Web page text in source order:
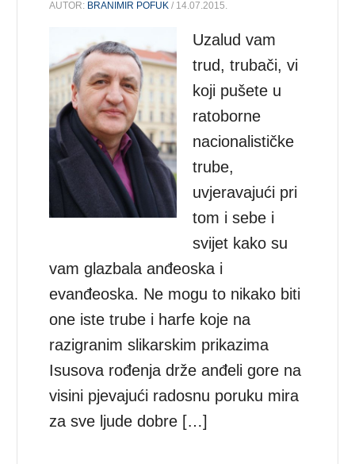
AUTOR: BRANIMIR POFUK / 14.07.2015.
Uzalud vam
trud, trubači, vi
koji pušete u
ratoborne
nacionalističke
trube,
uvjeravajući pri
tom i sebe i
svijet kako su
vam glazbala anđeoska i
evanđeoska. Ne mogu to nikako biti
one iste trube i harfe koje na
razigranim slikarskim prikazima
Isusova rođenja drže anđeli gore na
visini pjevajući radosnu poruku mira
za sve ljude dobre […]